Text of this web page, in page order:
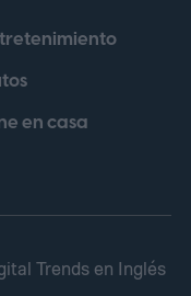
en casa
Trends en Inglés